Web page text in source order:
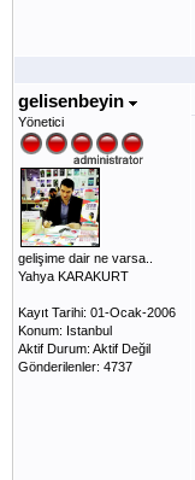
gelisenbeyin
Yönetici
gelişime dair ne varsa..
Yahya KARAKURT
Kayıt Tarihi: 01-Ocak-2006
Konum: Istanbul
Aktif Durum: Aktif Değil
Gönderilenler: 4737